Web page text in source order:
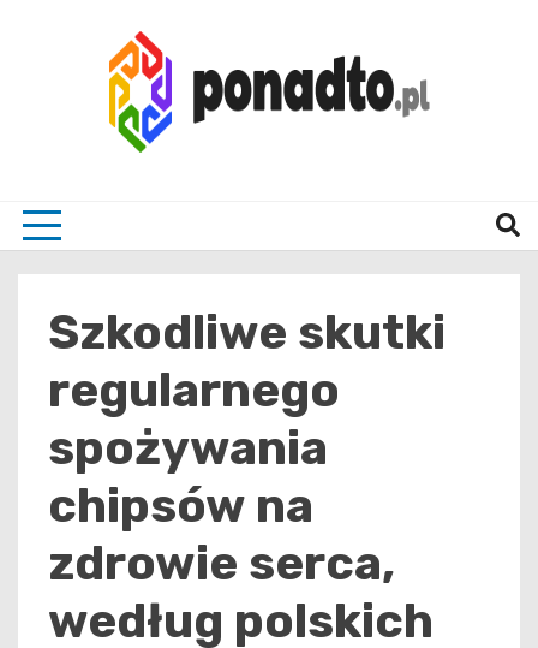
Szkodliwe skutki
regularnego
spożywania
chipsów na
zdrowie serca,
według polskich